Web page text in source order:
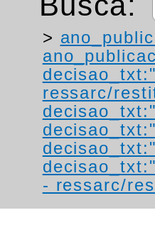
>
ressarc/
- ressarc/